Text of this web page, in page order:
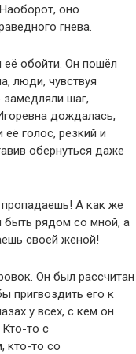
оно
гнева.
её обойти. Он пошёл
люди, чувствуя
шаг,
дождалась,
голос, резкий и
обернуться даже
А как же
быть рядом со мной, а
своей женой!
Он был рассчитан
пригвоздить его к
у всех, с кем он
то с
кто-то со